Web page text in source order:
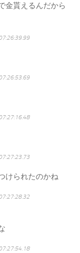
金貰えるんだから
けられたのかね